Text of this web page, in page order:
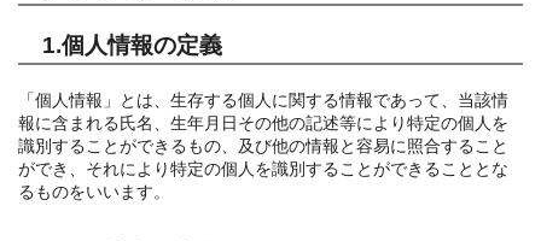
1.個人情報の定義
「個人情報」とは、生存する個人に関する情報であって、当該情
報に含まれる氏名、生年月日その他の記述等により特定の個人を
識別することができるもの、及び他の情報と容易に照合すること
ができ、それにより特定の個人を識別することができることとな
るものをいいます。